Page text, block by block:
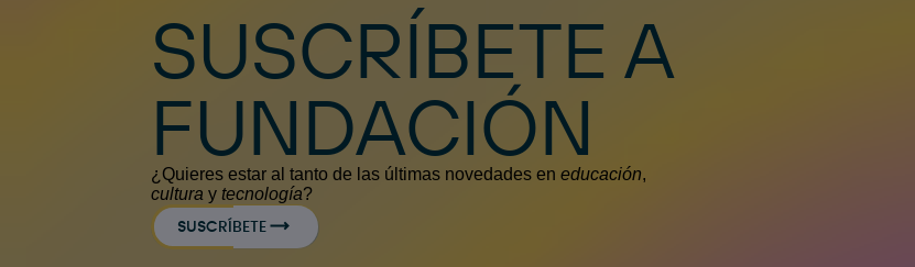
SUSCRÍBETE A
FUNDACIÓN
¿Quieres estar al tanto de las últimas novedades en educación,
cultura y tecnología?
SUSCRÍBETE